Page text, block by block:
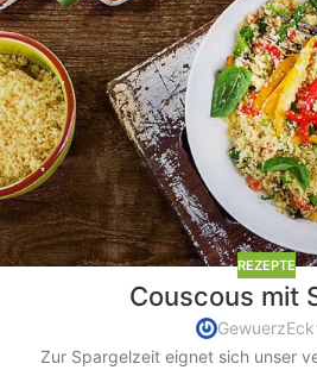
REZEPTE
Couscous mit
GewuerzEck
Zur Spargelzeit eignet sich unser